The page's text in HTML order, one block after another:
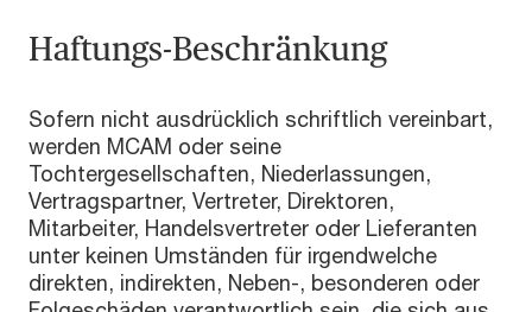
Haftungs-Beschränkung
Sofern nicht ausdrücklich schriftlich vereinbart,
werden MCAM oder seine
Tochtergesellschaften, Niederlassungen,
Vertragspartner, Vertreter, Direktoren,
Mitarbeiter, Handelsvertreter oder Lieferanten
unter keinen Umständen für irgendwelche
direkten, indirekten, Neben-, besonderen oder